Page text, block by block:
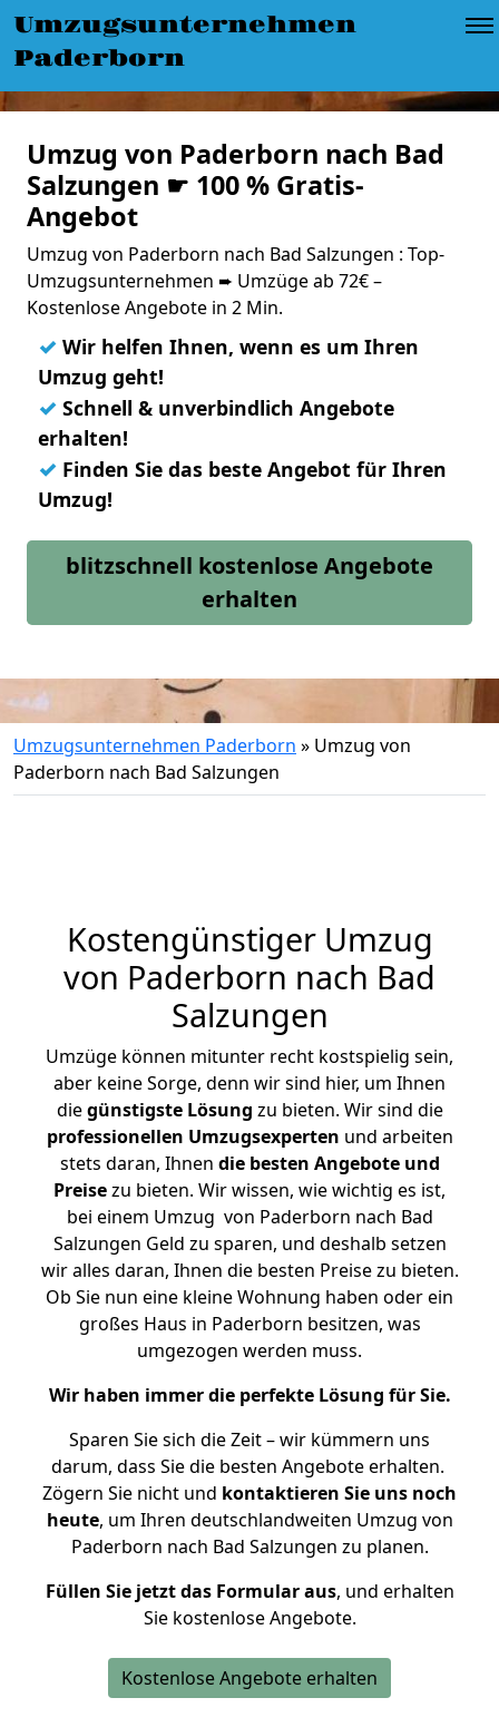
Umzugsunternehmen
Paderborn
Umzug von Paderborn nach Bad
Salzungen ☛ 100 % Gratis-
Angebot
Umzug von Paderborn nach Bad Salzungen : Top-
Umzugsunternehmen ➨ Umzüge ab 72€ –
Kostenlose Angebote in 2 Min.
✓ Wir helfen Ihnen, wenn es um Ihren
Umzug geht!
✓ Schnell & unverbindlich Angebote
erhalten!
✓ Finden Sie das beste Angebot für Ihren
Umzug!
blitzschnell kostenlose Angebote
erhalten
Umzugsunternehmen Paderborn » Umzug von
Paderborn nach Bad Salzungen
Kostengünstiger Umzug
von Paderborn nach Bad
Salzungen
Umzüge können mitunter recht kostspielig sein,
aber keine Sorge, denn wir sind hier, um Ihnen
diegünstigste Lösung zu bieten. Wir sind die
professionellen Umzugsexperten und arbeiten
stets daran, Ihnen die besten Angebote und
Preisezu bieten. Wir wissen, wie wichtig es ist,
bei einem Umzug von Paderborn nach Bad
Salzungen Geld zu sparen, und deshalb setzen
wir alles daran, Ihnen die besten Preise zu bieten.
Ob Sie nun eine kleine Wohnung haben oder ein
großes Haus in Paderborn besitzen, was
umgezogen werden muss.
Wir haben immer die perfekte Lösung für Sie.
Sparen Sie sich die Zeit – wir kümmern uns
darum, dass Sie die besten Angebote erhalten.
Zögern Sie nicht und kontaktieren Sie uns noch
heute, um Ihren deutschlandweiten Umzug von
Paderborn nach Bad Salzungen zu planen.
Füllen Sie jetzt das Formular aus, und erhalten
Sie kostenlose Angebote.
Kostenlose Angebote erhalten